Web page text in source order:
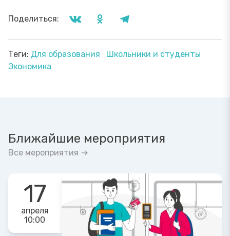
Поделиться:
Теги: Для образования
Школьники и студенты
Экономика
Ближайшие мероприятия
Все мероприятия →
17
апреля
10:00